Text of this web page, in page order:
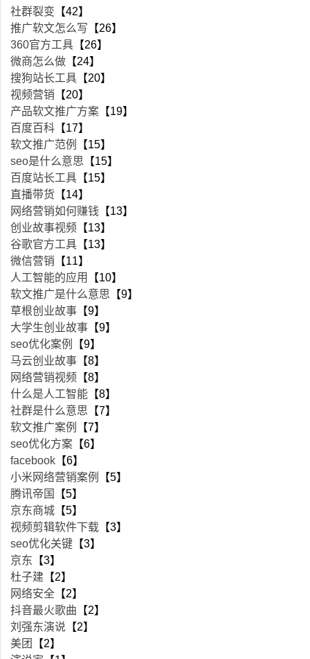
社群裂变 【42】
推广软文怎么写 【26】
360官方工具 【26】
微商怎么做 【24】
搜狗站长工具 【20】
视频营销 【20】
产品软文推广方案 【19】
百度百科 【17】
软文推广范例
【15】
seo是什么意思 【15】
百度站长工具 【15】
直播带货 【14】
网络营销如何赚钱 【13】
创业故事视频 【13】
谷歌官方工具 【13】
微信营销 【11】
人工智能的应用
【10】
软文推广是什么意思 【9】
草根创业故事 【9】
大学生创业故事 【9】
seo优化案例
【9】
马云创业故事 【8】
网络营销视频 【8】
什么是人工智能 【8】
社群是什么意思 【7】
软文推广案例
【7】
seo优化方案 【6】
facebook 【6】
小米网络营销案例
【5】
腾讯帝国
【5】
京东商城 【5】
视频剪辑软件下载 【3】
seo优化关键 【3】
京东 【3】
杜子建 【2】
网络安全 【2】
抖音最火歌曲 【2】
刘强东演说 【2】
美团
【2】